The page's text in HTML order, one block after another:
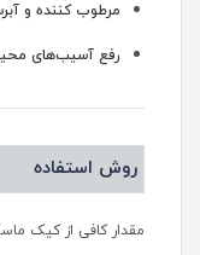
مرطوب کننده و
رفع آسیب‌های
روش استفاده